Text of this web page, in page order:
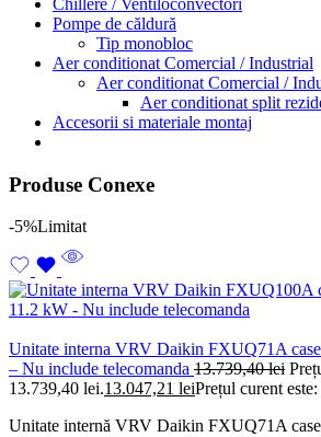
Pompe de căldură
Tip monobloc
Aer conditionat Comercial / Industrial
Aer conditionat Comercial /
Aer conditionat split
Accesorii si materiale montaj
Produse Conexe
-5%Limitat
Unitate interna VRV Daikin FXUQ71A
– Nu include telecomanda 13.739,40lei
13.739,40 lei.13.047,21 leiPrețul curent
Unitate internă VRV Daikin FXUQ71A